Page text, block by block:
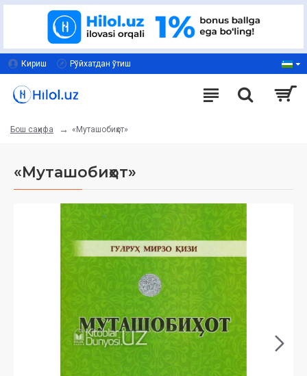
Кириш Рўйхатдан ўтиш
Бош саҳифа «Муташобиҳот»
«Муташобиҳот»